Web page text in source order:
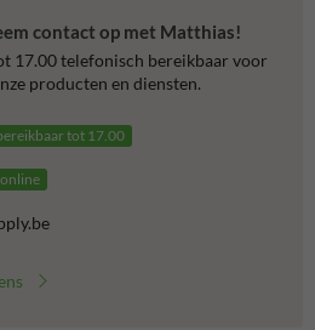
contact op met Matthias!
17.00 telefonisch bereikbaar voor
producten en diensten.
tot 17.00
online